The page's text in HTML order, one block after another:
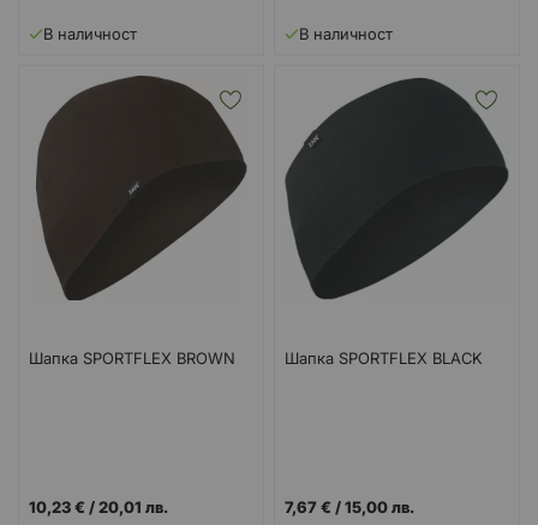
В наличност В наличност
Шапка SPORTFLEX BROWN
10,23 € /20,01 лв.
Шапка SPORTFLEX BLACK
7,67 € /15,00 лв.